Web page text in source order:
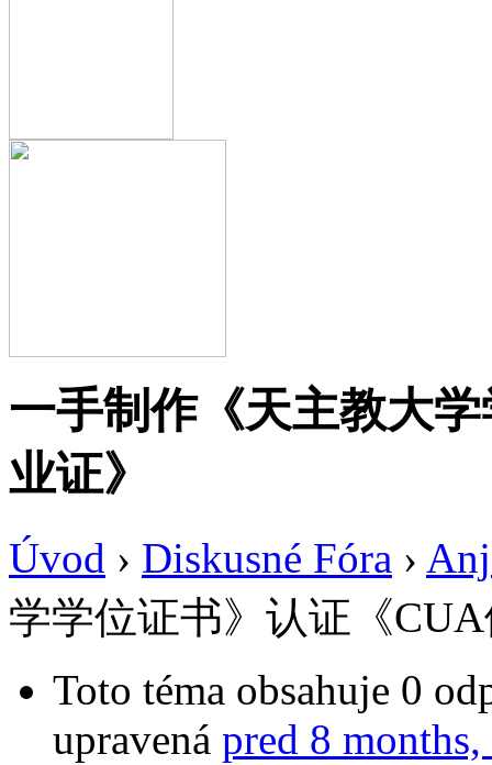
一手制作《天主教大
业证》
Úvod › Diskusné Fóra ›
学学位证书》认证《
Toto téma obsahuje 0
upravená pred 8 months,